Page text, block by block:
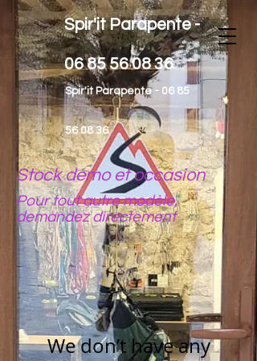
Spir'it Parapente - 06 85
56 08 36
Spir'it Parapente -
06 85 56 08 36
Stock démo et occasion
Pour tout autre modèle,
demandez directement
We don’t have any